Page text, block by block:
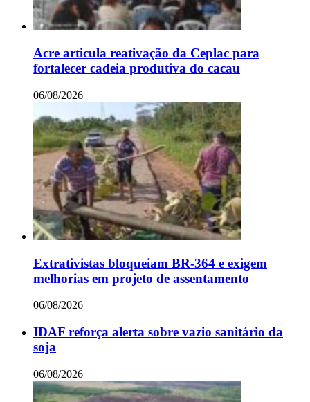
Acre articula reativação da Ceplac para
fortalecer cadeia produtiva do cacau
06/08/2026
Extrativistas bloqueiam BR-364 e exigem
melhorias em projeto de assentamento
06/08/2026
IDAF reforça alerta sobre vazio sanitário da
soja
06/08/2026